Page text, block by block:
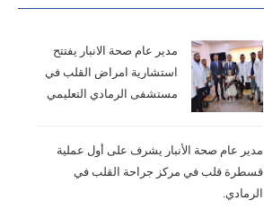
مدير عام صحة الانبار يفتتح
استشارية امراض القلب في
مستشفى الرمادي التعليمي
مدير عام صحة الأنبار يشرف على أول عملية
قسطرة قلب في مركز جراحة القلب في
الرمادي.